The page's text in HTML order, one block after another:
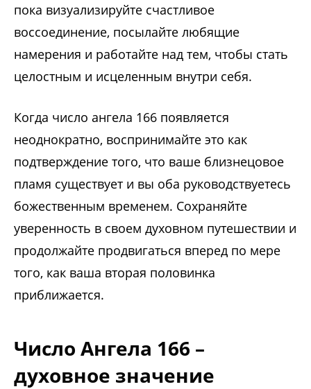
пока визуализируйте счастливое
воссоединение, посылайте любящие
намерения и работайте над тем, чтобы стать
целостным и исцеленным внутри себя.
Когда число ангела 166 появляется
неоднократно, воспринимайте это как
подтверждение того, что ваше близнецовое
пламя существует и вы оба руководствуетесь
божественным временем. Сохраняйте
уверенность в своем духовном путешествии и
продолжайте продвигаться вперед по мере
того, как ваша вторая половинка
приближается.
Число Ангела 166 –
духовное значение